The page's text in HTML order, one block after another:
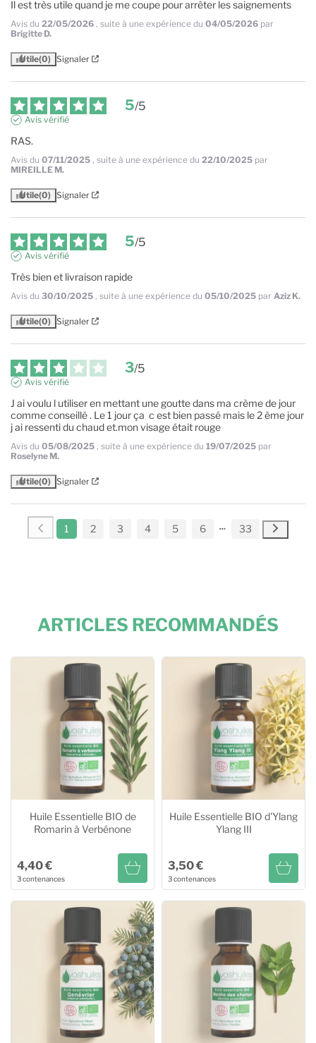
Il est très utile quand je me coupe pour arrêter les saignements
Avis du 22/05/2026 , suite à une expérience du 04/05/2026 par
Brigitte D.
Utile(0) Signaler
5/5
Avis vérifié
RAS.
Avis du 07/11/2025 , suite à une expérience du 22/10/2025 par
MIREILLE M.
Utile(0) Signaler
5/5
Avis vérifié
Très bien et livraison rapide
Avis du 30/10/2025 , suite à une expérience du 05/10/2025 par Aziz K.
Utile(0) Signaler
3/5
Avis vérifié
J ai voulu l utiliser en mettant une goutte dans ma crème de jour
comme conseillé . Le 1 jour ça  c est bien passé mais le 2 ème jour
j ai ressenti du chaud et.mon visage était rouge
Avis du 05/08/2025 , suite à une expérience du 19/07/2025 par
Roselyne M.
Utile(0) Signaler
1 2 3 4 5 6 33
ARTICLES RECOMMANDÉS
Huile Essentielle BIO de
Romarin à Verbénone
4,40 €
3 contenances
Huile Essentielle BIO de
Romarin à Verbénone
4,40 €
8,50 €
16,00 €
Huile Essentielle BIO d'Ylang
Ylang III
3,50 €
3 contenances
Huile Essentielle BIO d'Ylang
6,40 €
10,95 €
3,50 €